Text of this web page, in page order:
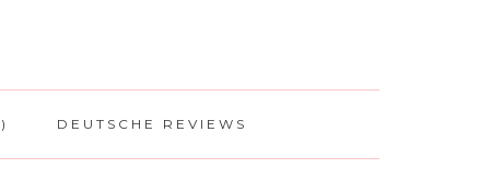
DEUTSCHE REVIEWS